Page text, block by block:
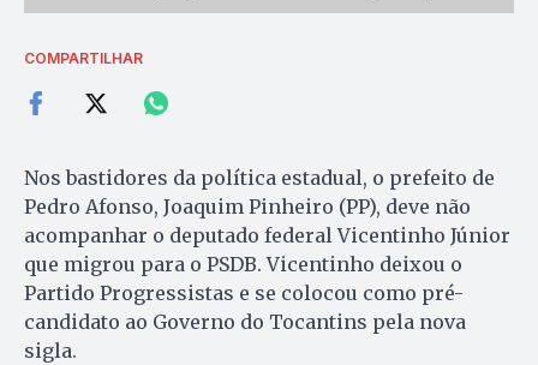
COMPARTILHAR
Nos bastidores da política estadual, o prefeito de
Pedro Afonso, Joaquim Pinheiro (PP), deve não
acompanhar o deputado federal Vicentinho Júnior
que migrou para o PSDB. Vicentinho deixou o
Partido Progressistas e se colocou como pré-
candidato ao Governo do Tocantins pela nova
sigla.